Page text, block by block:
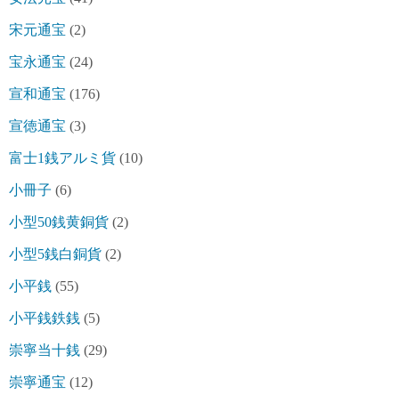
宋元通宝 (2)
宝永通宝 (24)
宣和通宝 (176)
宣徳通宝 (3)
富士1銭アルミ貨 (10)
小冊子 (6)
小型50銭黄銅貨 (2)
小型5銭白銅貨 (2)
小平銭 (55)
小平銭鉄銭 (5)
崇寧当十銭 (29)
崇寧通宝 (12)